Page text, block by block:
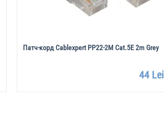
Патч-корд Cablexpert PP22-2M Cat.5E 2m Grey
44 Lei